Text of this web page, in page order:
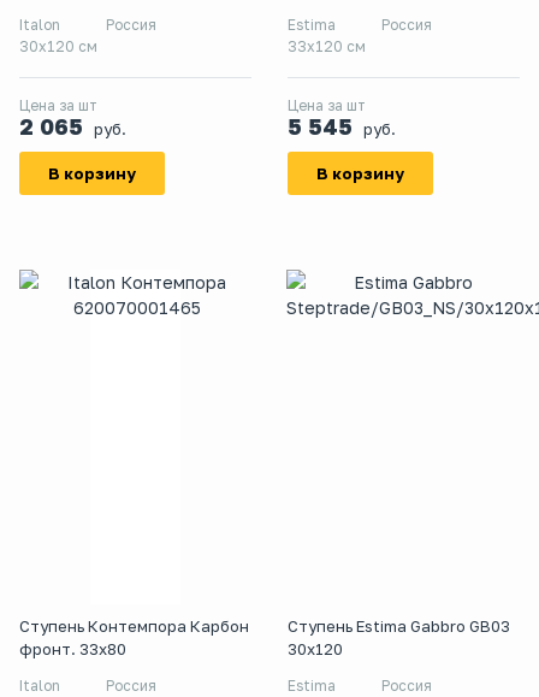
Italon
Россия
30x120 см
Цена за шт
2 065 руб.
В корзину
Estima
Россия
33x120 см
Цена за шт
5 545 руб.
В корзину
Ступень Контемпора Карбон
фронт. 33х80
Italon
Россия
Ступень Estima Gabbro GB03
30x120
Estima
Россия